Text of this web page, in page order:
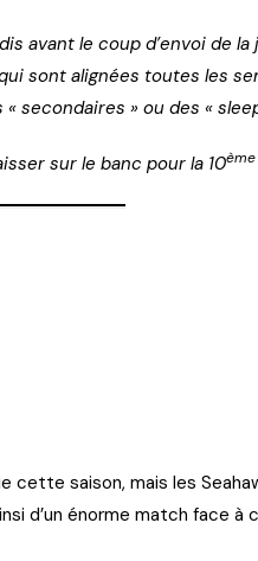
avant le coup d’envoi de la
sont alignées toutes les
secondaires » ou des «
sur le banc pour la 10ème
cette saison, mais les
d’un énorme match face à